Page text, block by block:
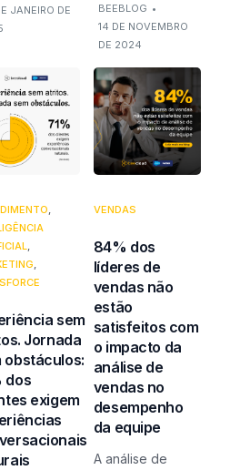
JANEIRO DE
BEEBLOG •
14 DE NOVEMBRO
DE 2024
,
,
,
sem
Jornada
obstáculos:
dos
exigem
VENDAS
84% dos
líderes de
vendas não
estão
satisfeitos com
o impacto da
análise de
vendas no
desempenho
da equipe
A análise de